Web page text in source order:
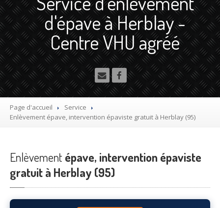
ENLÈVEMENTÉPAVE
Quoi ?
Scooteret Moto
Camion
et Poids Lourd
Utilitaire
Démolisseuragrée VHU gratuit
Recyclagevoiture usagée gratuit
d'épave à Herblay -
Centre VHU agréé
Page d'accueil
Service
Enlèvement épave, intervention épaviste gratuit à Herblay (95)
Enlèvement épave, intervention épaviste
gratuit à Herblay (95)